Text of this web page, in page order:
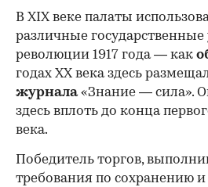
В XIX веке палаты
различные
революции 1917 года — как
годах XX века здесь
журнала«Знание — сила».
здесь вплоть до конца
века.
Победитель торгов,
требования по сохранению